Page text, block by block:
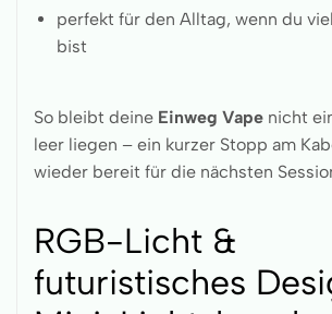
perfekt für den Alltag, wenn du
bist
So bleibt deine Einweg Vape nicht
leer liegen – ein kurzer Stopp am
wieder bereit für die nächsten
RGB-Licht &
futuristisches